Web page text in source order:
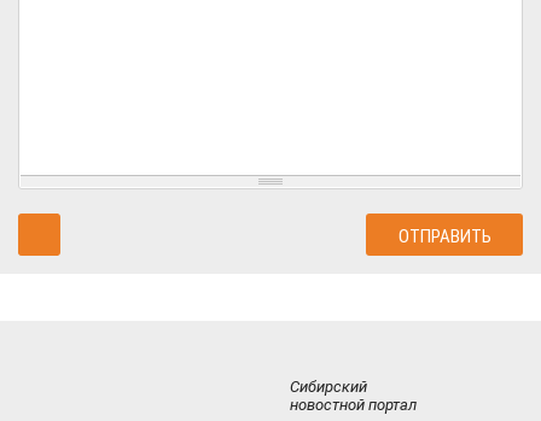
Сибирский
новостной портал